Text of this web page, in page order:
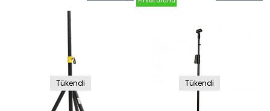
Tükendi Tükendi